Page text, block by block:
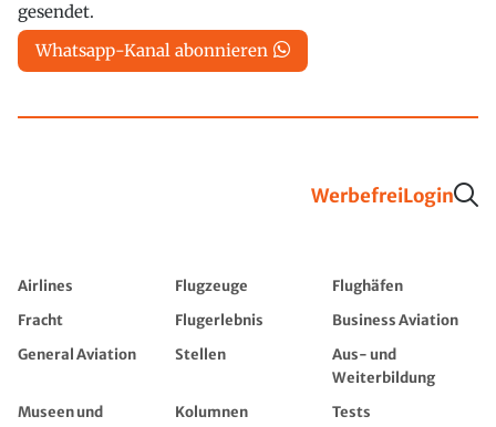
gesendet.
Whatsapp-Kanal abonnieren
WerbefreiLogin
Airlines Flugzeuge
Flughäfen
Fracht
Flugerlebnis
Business Aviation
General Aviation
Stellen
Aus- und
Weiterbildung
Museen und
Kolumnen Tests